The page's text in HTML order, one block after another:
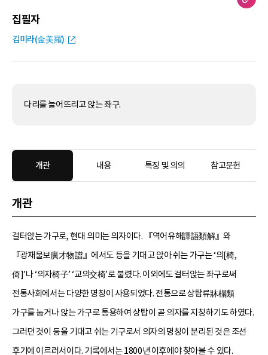
집필자
김미라(金美羅)
다리를 늘어뜨리고 앉는 좌구.
개관 내용 특징 및 의의 참고문헌
개관
걸터앉는 가구로, 현대 의미는 의자이다. 『역어유해譯語類解』와
『광재물보廣才物譜』에서도 등을 기대고 앉아 쉬는 가구는 ‘의[椅,
倚]’나 ‘의자椅子’ ‘교의交椅’로 불렸다. 이외에도 걸터앉는 좌구로써
전통사회에서는 다양한 명칭이 사용되었다. 전통으로 상탑류牀榻類
가구를 눕거나 앉는 가구로 통용하여 상탑이 곧 의자를 지칭하기도 하였다.
그러던 것이 등을 기대고 쉬는 기구로서 의자의 명칭이 분리된 것은 조선
후기에 이르러서이다. 기록에서는 1800년 이후에야 찾아볼 수 있다.